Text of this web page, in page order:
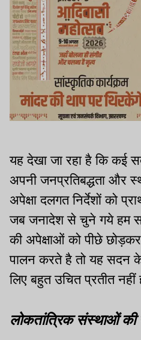
यह देखा जा रहा है कि कई
अपनी जनप्रतिबद्धता और
अपेक्षा दलगत निर्देशों को
जब जनादेश से चुने गये हम
की अपेक्षाओं को पीछे
पालन करते है तो यह सदन
लिए बहुत उचित प्रतीत नहीं
लोकतांत्रिक संस्थाओं की